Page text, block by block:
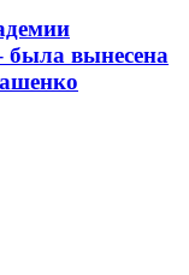
была вынесена